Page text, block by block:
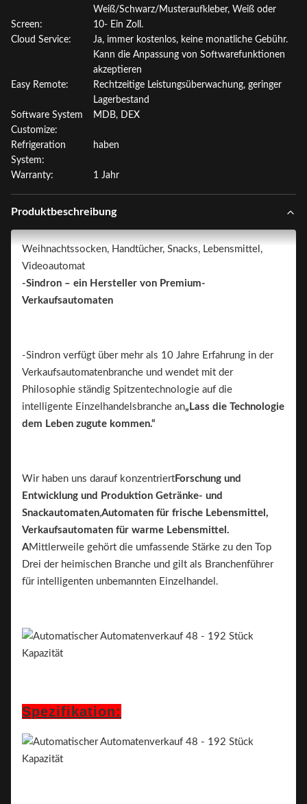
Weiß/Schwarz/Musteraufkleber, Weiß oder
Screen:
10- Ein Zoll.
Cloud Service:
Ja, immer kostenlos, keine monatliche Gebühr.
Kann die Anpassung von Softwarefunktionen
akzeptieren
Easy Remote:
Rechtzeitige Leistungsüberwachung, geringer
Lagerbestand
Software System
Customize:
MDB, DEX
Refrigeration
System:
haben
Warranty: 1 Jahr
Produktbeschreibung
Weihnachtssocken, Handtücher, Snacks, Lebensmittel,
Videoautomat
-Sindron – ein Hersteller von Premium-
Verkaufsautomaten
-Sindron verfügt über mehr als 10 Jahre Erfahrung in der
Verkaufsautomatenbranche und wendet mit der
Philosophie ständig Spitzentechnologie auf die
intelligente Einzelhandelsbranche an„Lass die Technologie
dem Leben zugute kommen.“
Wir haben uns darauf konzentriert Forschung und
Entwicklung und Produktion Getränke- und
Snackautomaten,Automaten für frische Lebensmittel,
Verkaufsautomaten für warme Lebensmittel.
AMittlerweile gehört die umfassende Stärke zu den Top
Drei der heimischen Branche und gilt als Branchenführer
für intelligenten unbemannten Einzelhandel.
Spezifikation: